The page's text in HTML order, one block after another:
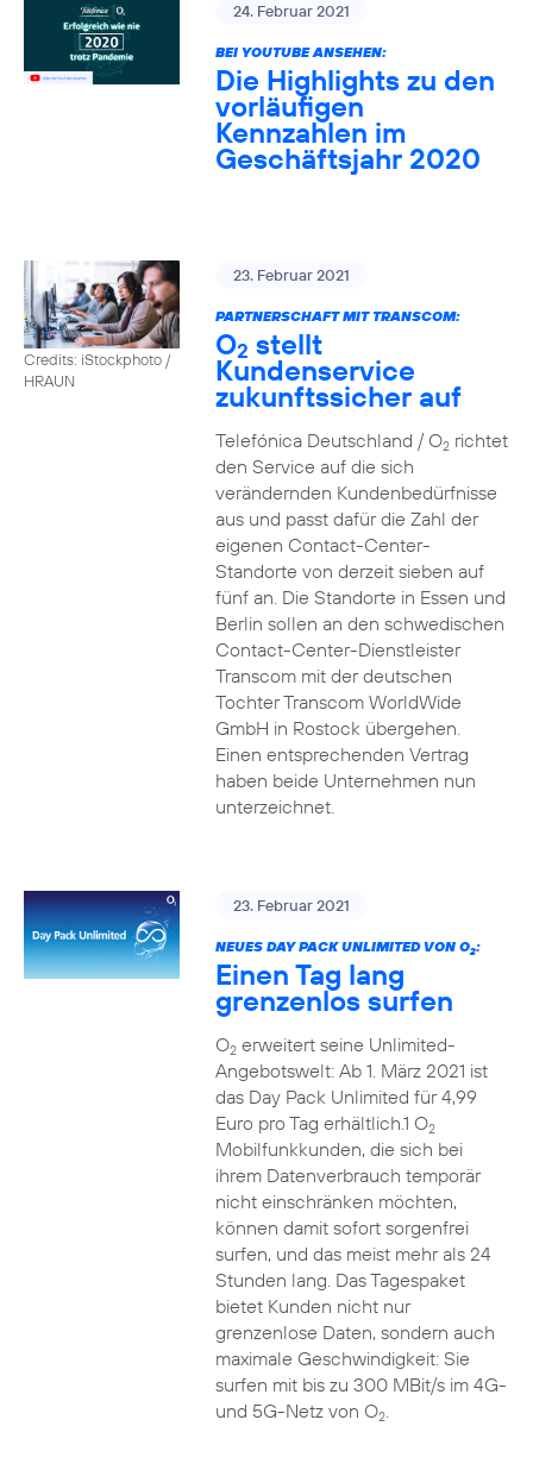
24. Februar 2021
BEI YOUTUBE ANSEHEN:
Die Highlights zu den
vorläufigen
Kennzahlen im
Geschäftsjahr 2020
Credits: iStockphoto /
HRAUN
23. Februar 2021
PARTNERSCHAFT MIT TRANSCOM:
O2 stellt
Kundenservice
zukunftssicher auf
Telefónica Deutschland / O2richtet
den Service auf die sich
verändernden Kundenbedürfnisse
aus und passt dafür die Zahl der
eigenen Contact-Center-
Standorte von derzeit sieben auf
fünf an. Die Standorte in Essen und
Berlin sollen an den schwedischen
Contact-Center-Dienstleister
Transcom mit der deutschen
Tochter Transcom WorldWide
GmbH in Rostock übergehen.
Einen entsprechenden Vertrag
haben beide Unternehmen nun
unterzeichnet.
23. Februar 2021
NEUES DAY PACK UNLIMITED VON O2:
Einen Tag lang
grenzenlos surfen
O2erweitert seine Unlimited-
Angebotswelt: Ab 1. März 2021 ist
das Day Pack Unlimited für 4,99
Euro pro Tag erhältlich.1 O2
Mobilfunkkunden, die sich bei
ihrem Datenverbrauch temporär
nicht einschränken möchten,
können damit sofort sorgenfrei
surfen, und das meist mehr als 24
Stunden lang. Das Tagespaket
bietet Kunden nicht nur
grenzenlose Daten, sondern auch
maximale Geschwindigkeit: Sie
surfen mit bis zu 300 MBit/s im 4G-
und 5G-Netz von O2.